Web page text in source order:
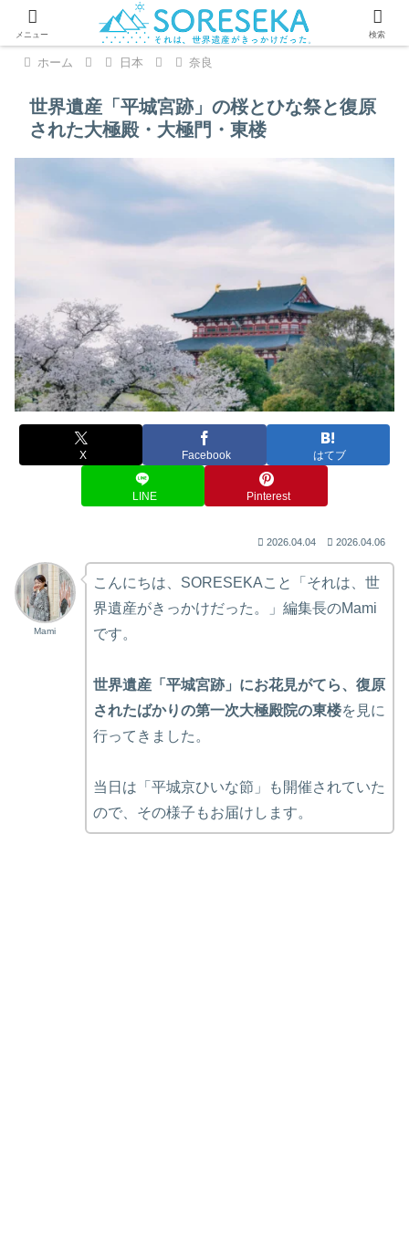
PR
ホーム 日本 奈良
世界遺産「平城宮跡」の桜とひな祭と復原
された大極殿・大極門・東楼
X Facebook はてブ
LINE Pinterest
2026.04.04 2026.04.06
Mami
こんにちは、SORESEKAこと「それは、世
界遺産がきっかけだった。」編集長のMami
です。
世界遺産「平城宮跡」にお花見がてら、復原
されたばかりの第一次大極殿院の東楼を見に
行ってきました。
当日は「平城京ひいな節」も開催されていた
ので、その様子もお届けします。
メニュー 検索